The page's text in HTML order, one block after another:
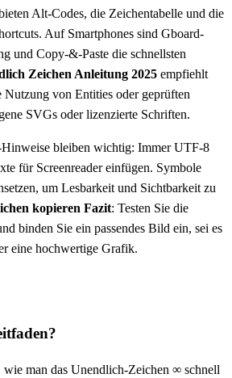
Alt-Codes, die Zeichentabelle und die
Auf Smartphones sind Gboard-
und Copy-&-Paste die schnellsten
Zeichen Anleitung 2025 empfiehlt
von Entities oder geprüften
SVGs oder lizenzierte Schriften.
bleiben wichtig: Immer UTF-8
für Screenreader einfügen. Symbole
um Lesbarkeit und Sichtbarkeit zu
kopieren Fazit: Testen Sie die
binden Sie ein passendes Bild ein, sei es
eine hochwertige Grafik.
man das Unendlich-Zeichen ∞ schnell